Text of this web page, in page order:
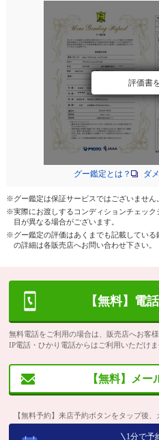
評価書
グー鑑定とは？ ダ
※グー鑑定は保証サービスではございません
※実際にお渡しするコンディションチェッ
目が異なる場合がございます。
※グー鑑定の評価はあくまでも記載してい
の詳細は各販売店へお問い合わせ下さい。
【無料】電
無料電話をご利用の場合は、販売店へお客
IP電話・ひかり電話からはご利用いただけま
【無料】メー
【無料予約】来店予約ボタンをタップ後
1分で予